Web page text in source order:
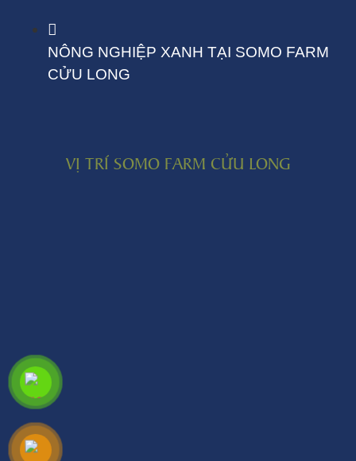
NÔNG NGHIỆP XANH TẠI SOMO FARM
CỬU LONG
VỊ TRÍ SOMO FARM CỬU LONG